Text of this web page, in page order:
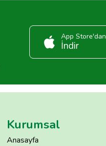
App Store'dan
İndir
Kurumsal
Anasayfa